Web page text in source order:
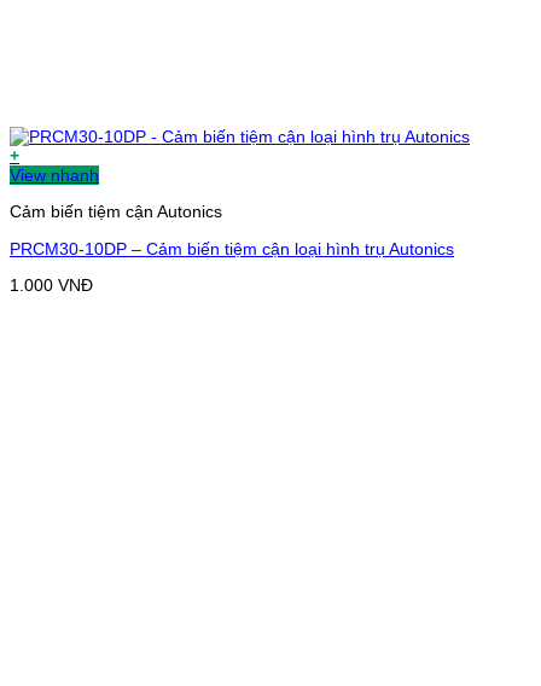
+
View nhanh
Cảm biến tiệm cận Autonics
PRCM30-10DP – Cảm biến tiệm cận loại hình trụ Autonics
1.000 VNĐ